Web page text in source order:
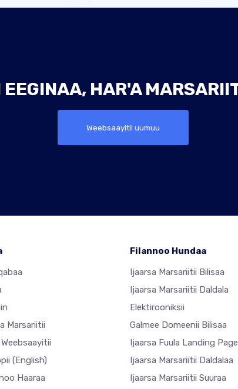
EEGINAA, HAR'A
Weebsaayitii uumuu
Marsariitii
(English)
Haaraa
Filannoo Hundaa
Ijaarsa Marsariitii Bilisaa
Ijaarsa Marsariitii Daldala
Elektirooniksii
Galmee Domeenii Bilisaa
Ijaarsa Fuula Landing
Ijaarsa Marsariitii Daldalaa
Ijaarsa Marsariitii Suuraa